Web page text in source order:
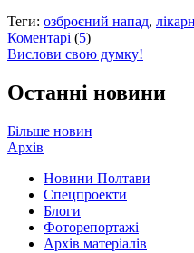
Теги: озброєний напад,
Коментарі (5)
Вислови свою думку!
Останні новини
Більше новин
Архів
Новини Полтави
Спецпроекти
Блоги
Фоторепортажі
Архів матеріалів